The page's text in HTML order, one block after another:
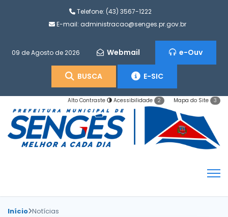
Telefone: (43) 3567-1222
E-mail: administracao@senges.pr.gov.br
09 de Agosto de 2026 Webmail e-Ouv
BUSCA E-SIC
Alto Contraste Acessibilidade 2 Mapa do Site 3
Início Notícias